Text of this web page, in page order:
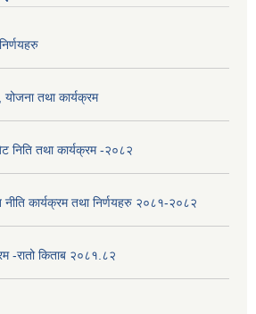
तथा कार्यक्रम
तथा कार्यक्रम -२०८२
कार्यक्रम तथा निर्णयहरु २०८१-२०८२
-रातो किताब २०८१.८२